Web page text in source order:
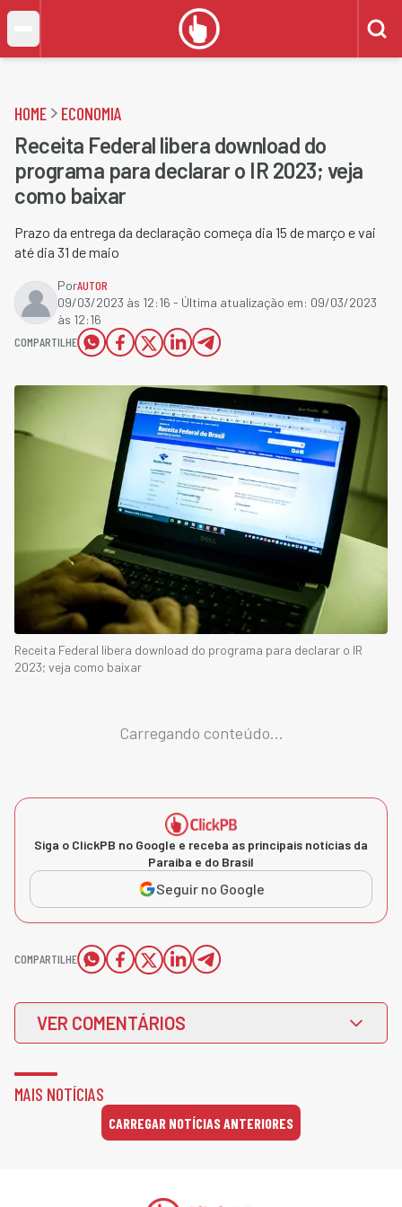
HOME ECONOMIA
Receita Federal libera download do
programa para declarar o IR 2023; veja
como baixar
Prazo da entrega da declaração começa dia 15 de março e vai
até dia 31 de maio
PorAUTOR
09/03/2023 às 12:16 - Última atualização em: 09/03/2023
às 12:16
COMPARTILHE
Receita Federal libera download do programa para declarar o IR
2023; veja como baixar
Carregando conteúdo...
Siga o ClickPB no Google e receba as principais notícias da
Paraíba e do Brasil
Seguir no Google
COMPARTILHE
VER COMENTÁRIOS
MAIS NOTÍCIAS
CARREGAR NOTÍCIAS ANTERIORES